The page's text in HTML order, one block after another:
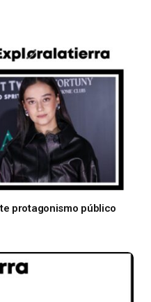
protagonismo público